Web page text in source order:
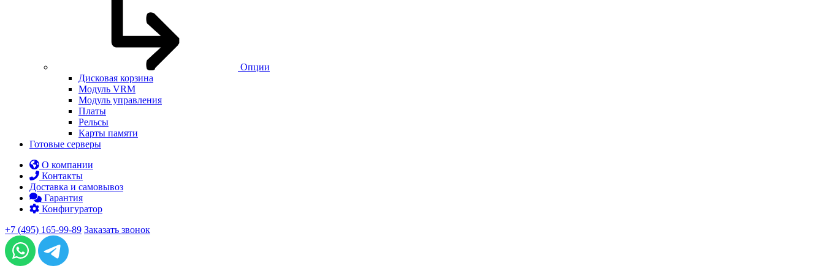
Опции
Дисковая корзина
Модуль VRM
Модуль управления
Платы
Рельсы
Карты памяти
Готовые серверы
О компании
Контакты
Доставка и самовывоз
Гарантия
Конфигуратор
+7 (495) 165-99-89 Заказать звонок